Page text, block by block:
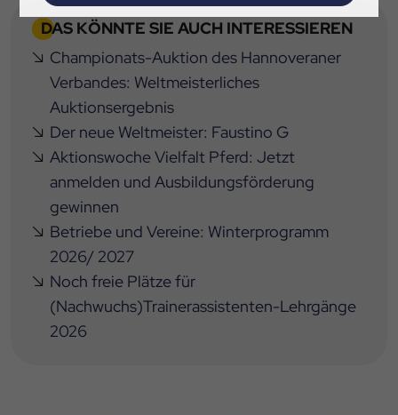
Impressum|Datenschutz
DAS KÖNNTE SIE AUCH INTERESSIEREN
Championats-Auktion des Hannoveraner
Verbandes: Weltmeisterliches
Auktionsergebnis
Der neue Weltmeister: Faustino G
Aktionswoche Vielfalt Pferd: Jetzt
anmelden und Ausbildungsförderung
gewinnen
Betriebe und Vereine: Winterprogramm
2026/ 2027
Noch freie Plätze für
(Nachwuchs)Trainerassistenten-Lehrgänge
2026